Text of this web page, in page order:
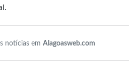
notícias em Alagoasweb.com